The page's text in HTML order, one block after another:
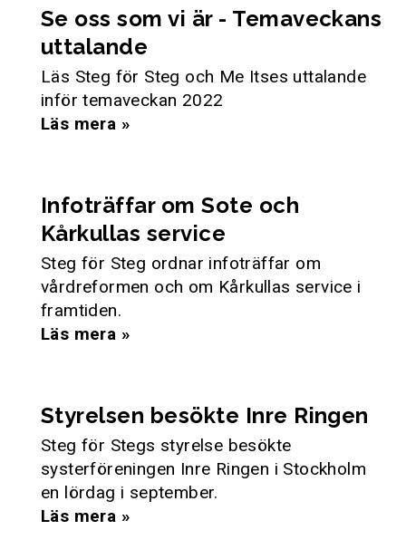
Se oss som vi är - Temaveckans
uttalande
Läs Steg för Steg och Me Itses uttalande
inför temaveckan 2022
Läs mera »
Infoträffar om Sote och
Kårkullas service
Steg för Steg ordnar infoträffar om
vårdreformen och om Kårkullas service i
framtiden.
Läs mera »
Styrelsen besökte Inre Ringen
Steg för Stegs styrelse besökte
systerföreningen Inre Ringen i Stockholm
en lördag i september.
Läs mera »